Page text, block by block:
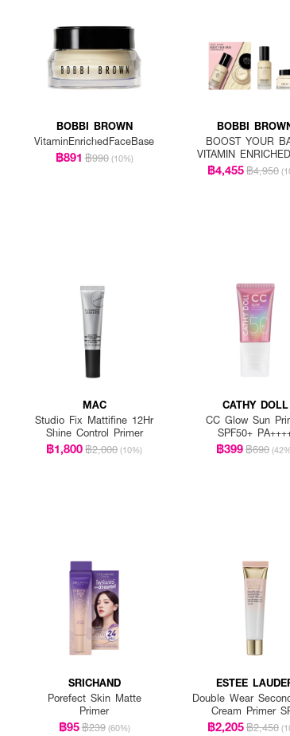
BOBBI BROWN
VitaminEnrichedFaceBase
฿891 ฿990 (10%)
BOBBI
BOOST YOUR
VITAMIN
฿4,455฿4,950
MAC
Studio Fix Mattifine 12Hr
Shine Control Primer
฿1,800฿2,000 (10%)
CATHY DOLL
CC Glow Sun
SPF50+
฿399฿690
SRICHAND
Porefect Skin Matte
Primer
฿95฿239 (60%)
ESTEE
Double Wear
Cream Primer
20/PA++
฿2,205฿2,450